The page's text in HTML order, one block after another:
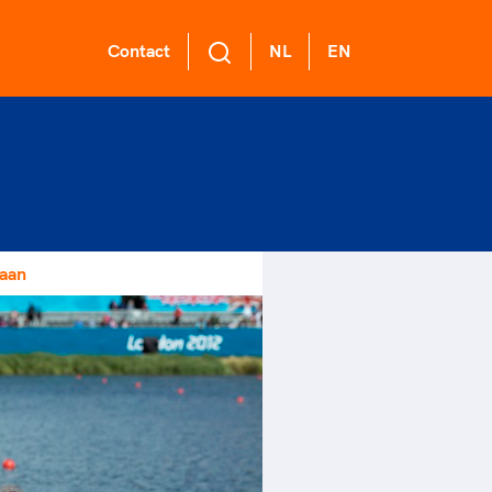
tijdens een rondje
door samen te skaten of
de sportschool te gaan.
samen te juichen voor Sifan
Rico Verhoeven, Diede
en het Nederlands
Of met trots te genieten
karatewedstrijd van je
de halve marathon van
voor een
langs de lijn, in de
kantine en online?
vooral niet? Een
geeft hier richting
een belangrijk
van het clubbeleid
en ongewenst
Academie
functies binnen
experts,
(technisch)
en
Contact NL EN